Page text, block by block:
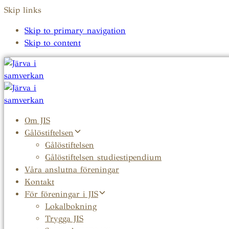
Skip links
Skip to primary navigation
Skip to content
Om JIS
Gålöstiftelsen
Gålöstiftelsen
Gålöstiftelsen studiestipendium
Våra anslutna föreningar
Kontakt
För föreningar i JIS
Lokalbokning
Trygga JIS